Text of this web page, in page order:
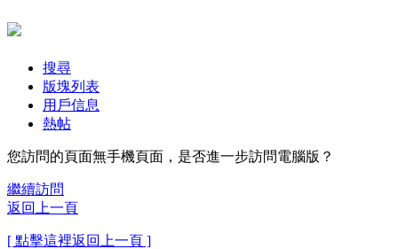
搜尋
版塊列表
用戶信息
熱帖
您訪問的頁面無手機頁面，是否進一步訪問電腦版？
繼續訪問
返回上一頁
[ 點擊這裡返回上一頁 ]